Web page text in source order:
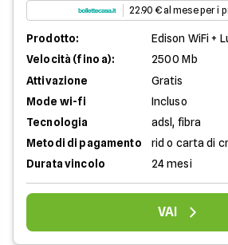
22.90 € al mese per i
Prodotto:
Edison WiFi +
Velocità (fino a):
2500 Mb
Attivazione
Gratis
Mode wi-fi
Incluso
Tecnologia
adsl, fibra
Metodi di pagamento
rid o carta di
Durata vincolo
24 mesi
VAI